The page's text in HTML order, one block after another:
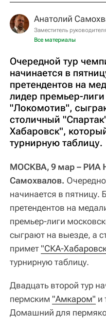
Анатолий
Заместитель
Все материалы
Очередной тур
начинается в
претендентов на
лидер премьер-
"Локомотив",
столичный
Хабаровск",
турнирную таблицу.
МОСКВА, 9 мар – РИА
Самохвалов.
начинается в пятницу.
претендентов на
премьер-лиги
сыграют на выезде, а
примет"СКА-
турнирную таблицу.
Двадцать второй тур
пермским "Амкаром" и
Домашний для